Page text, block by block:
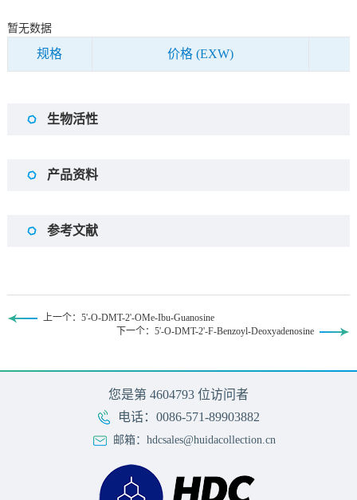
暂无数据
规格 价格 (EXW)
生物活性
产品资料
参考文献
上一个：5'-O-DMT-2'-OMe-Ibu-Guanosine
下一个：5'-O-DMT-2'-F-Benzoyl-Deoxyadenosine
您是第 4604793 位访问者
电话：0086-571-89903882
邮箱：hdcsales@huidacollection.cn